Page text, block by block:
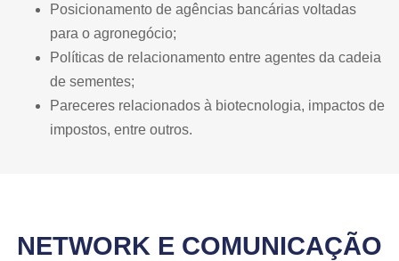
Posicionamento de agências bancárias voltadas
para o agronegócio;
Políticas de relacionamento entre agentes da cadeia
de sementes;
Pareceres relacionados à biotecnologia, impactos de
impostos, entre outros.
NETWORK E COMUNICAÇÃO